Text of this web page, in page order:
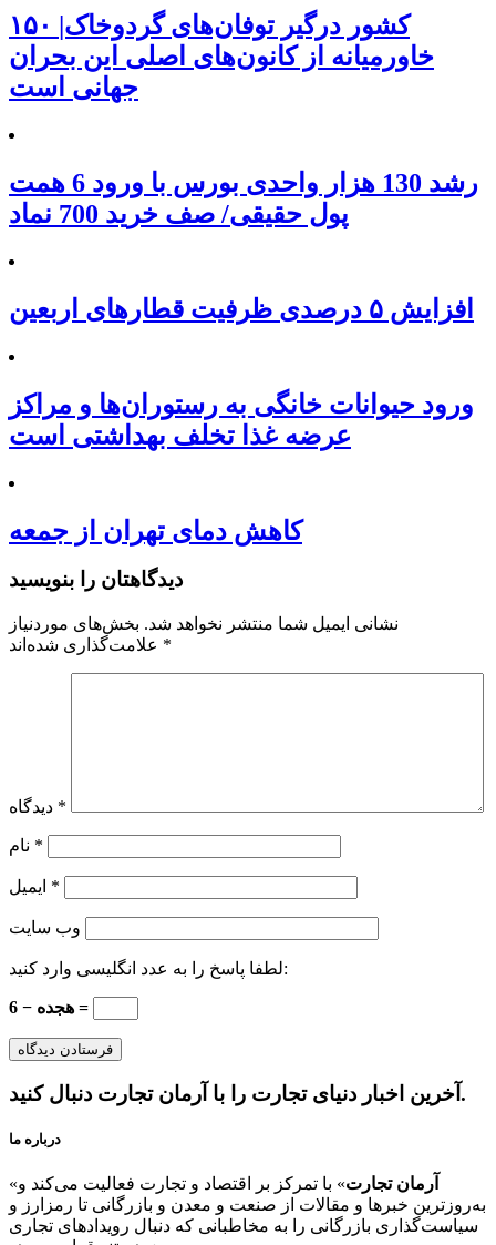
۱۵۰ کشور درگیر توفان‌های گردوخاک|
خاورمیانه از کانون‌های اصلی این بحران
جهانی است
رشد 130 هزار واحدی بورس با ورود 6 همت
پول حقیقی/ صف خرید 700 نماد
افزایش ۵ درصدی ظرفیت قطارهای اربعین
ورود حیوانات خانگی به رستوران‌ها و مراکز
عرضه غذا تخلف بهداشتی است
کاهش دمای تهران از جمعه
دیدگاهتان را بنویسید
نشانی ایمیل شما منتشر نخواهد شد. بخش‌های موردنیاز
*
*
*
*
وب‌ سایت
لطفا پاسخ را به عدد انگلیسی وارد کنید:
هجده − 6 =
آخرین اخبار دنیای تجارت را با آرمان تجارت دنبال کنید.
درباره ما
« آرمان تجارت» با تمرکز بر اقتصاد و تجارت فعالیت می‌کند و
به‌روزترین خبرها و مقالات از صنعت و معدن و بازرگانی تا رمزارز و
سیاست‌گذاری بازرگانی را به مخاطبانی که دنبال رویدادهای تجاری